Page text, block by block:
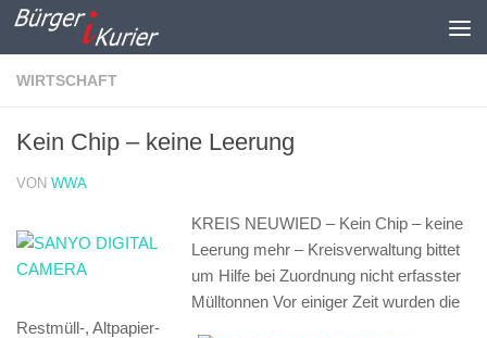
Zum Inhalt springen
WIRTSCHAFT
Kein Chip – keine Leerung
VON WWA
KREIS NEUWIED – Kein Chip – keine
Leerung mehr – Kreisverwaltung bittet
um Hilfe bei Zuordnung nicht erfasster
Mülltonnen Vor einiger Zeit wurden die
Restmüll-, Altpapier-